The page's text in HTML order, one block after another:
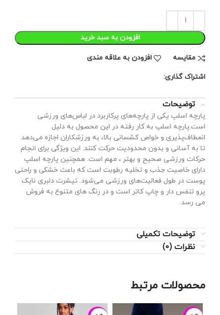
افزودن به سبد خرید
مقايسه افزودن به علاقه مندی
اشتراک گذاری:
توضیحات
پارچه اسلپ یکی از پارچه‌های پرکاربرد در لباس‌های ورزشی
است.پارچه اسلپ به کار رفته در این محصول به دلیل
انعطاف‌پذیری و خواص کشسانی بالا، به ورزشکاران اجازه می‌دهد
تا به آسانی و بدون محدودیت حرکت کنند. این ویژگی برای انجام
حرکات ورزشی صحیح و بهتر ، مهم است. همچنین پارچه اسلپ
دارای خاصیت جذب و تخلیه رطوبت است که باعث خشکی و راحتی
پوست در طول فعالیت‌های ورزشی می‌شود. تیشرت دلبری نایک
پرو تنفس دار و چاپ کاتر است و در رنگ های متنوع به فروش
می رسد.
توضیحات تکمیلی
نظرات (0)
محصولات مرتبط